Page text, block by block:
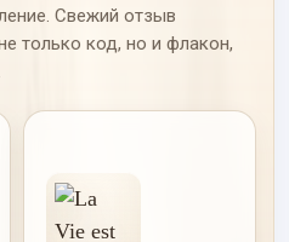
Свежий отзыв
только код, но и флакон,